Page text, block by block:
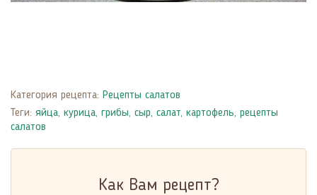
Категория рецепта: Рецепты салатов
Теги: яйца, курица, грибы, сыр, салат, картофель, рецепты
салатов
Как Вам рецепт?